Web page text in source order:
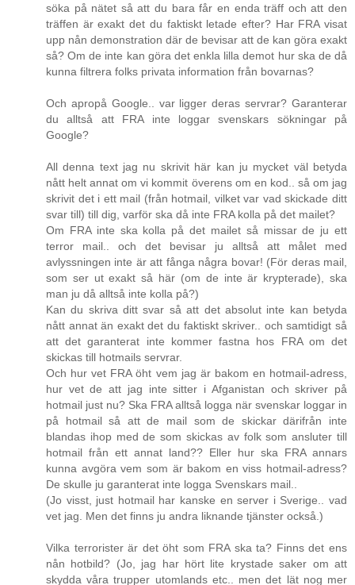
söka på nätet så att du bara får en enda träff och att den
träffen är exakt det du faktiskt letade efter? Har FRA visat
upp nån demonstration där de bevisar att de kan göra exakt
så? Om de inte kan göra det enkla lilla demot hur ska de då
kunna filtrera folks privata information från bovarnas?
Och apropå Google.. var ligger deras servrar? Garanterar
du alltså att FRA inte loggar svenskars sökningar på
Google?
All denna text jag nu skrivit här kan ju mycket väl betyda
nått helt annat om vi kommit överens om en kod.. så om jag
skrivit det i ett mail (från hotmail, vilket var vad skickade ditt
svar till) till dig, varför ska då inte FRA kolla på det mailet?
Om FRA inte ska kolla på det mailet så missar de ju ett
terror mail.. och det bevisar ju alltså att målet med
avlyssningen inte är att fånga några bovar! (För deras mail,
som ser ut exakt så här (om de inte är krypterade), ska
man ju då alltså inte kolla på?)
Kan du skriva ditt svar så att det absolut inte kan betyda
nått annat än exakt det du faktiskt skriver.. och samtidigt så
att det garanterat inte kommer fastna hos FRA om det
skickas till hotmails servrar.
Och hur vet FRA öht vem jag är bakom en hotmail-adress,
hur vet de att jag inte sitter i Afganistan och skriver på
hotmail just nu? Ska FRA alltså logga när svenskar loggar in
på hotmail så att de mail som de skickar därifrån inte
blandas ihop med de som skickas av folk som ansluter till
hotmail från ett annat land?? Eller hur ska FRA annars
kunna avgöra vem som är bakom en viss hotmail-adress?
De skulle ju garanterat inte logga Svenskars mail..
(Jo visst, just hotmail har kanske en server i Sverige.. vad
vet jag. Men det finns ju andra liknande tjänster också.)
Vilka terrorister är det öht som FRA ska ta? Finns det ens
nån hotbild? (Jo, jag har hört lite krystade saker om att
skydda våra trupper utomlands etc.. men det lät nog mer